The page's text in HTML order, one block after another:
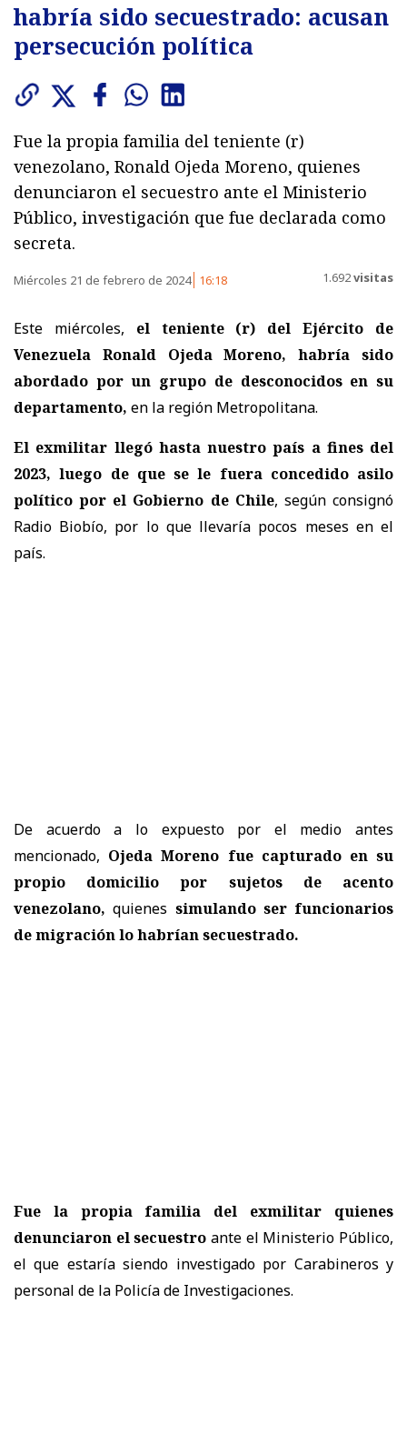
habría sido secuestrado: acusan
persecución política
Fue la propia familia del teniente (r)
venezolano, Ronald Ojeda Moreno, quienes
denunciaron el secuestro ante el Ministerio
Público, investigación que fue declarada como
secreta.
Miércoles 21 de febrero de 2024 16:18 1.692visitas
Este miércoles, el teniente (r) del Ejército de
Venezuela Ronald Ojeda Moreno, habría sido
abordado por un grupo de desconocidos en su
departamento, en la región Metropolitana.
El exmilitar llegó hasta nuestro país a fines del
2023, luego de que se le fuera concedido asilo
político por el Gobierno de Chile, según consignó
Radio Biobío, por lo que llevaría pocos meses en el
país.
De acuerdo a lo expuesto por el medio antes
mencionado, Ojeda Moreno fue capturado en su
propio domicilio por sujetos de acento
venezolano, quienes simulando ser funcionarios
de migración lo habrían secuestrado.
Fue la propia familia del exmilitar quienes
denunciaron el secuestro ante el Ministerio Público,
el que estaría siendo investigado por Carabineros y
personal de la Policía de Investigaciones.